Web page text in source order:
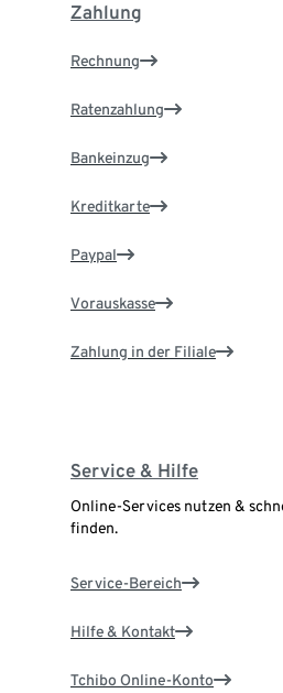
Zahlung
Rechnung
Ratenzahlung
Bankeinzug
Kreditkarte
Paypal
Vorauskasse
Zahlung in der Filiale
Service & Hilfe
Online-Services nutzen &
finden.
Service-Bereich
Hilfe & Kontakt
Tchibo Online-Konto